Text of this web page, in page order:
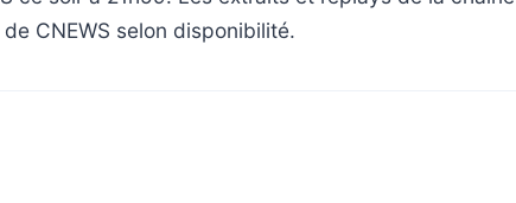
CNEWS selon disponibilité.